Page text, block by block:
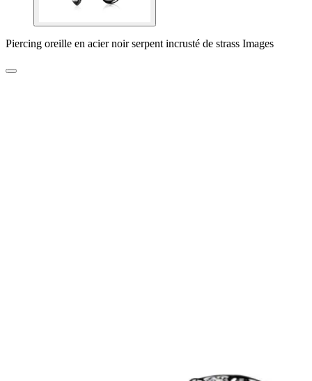
Piercing oreille en acier noir serpent incrusté de strass Images